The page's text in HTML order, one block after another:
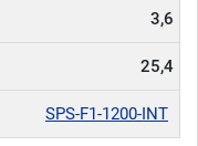
3,6
25,4
SPS-F1-1200-INT